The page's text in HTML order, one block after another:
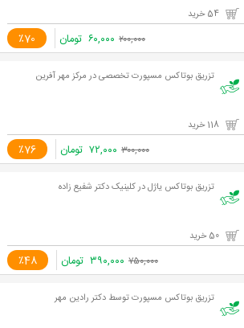
٪70 ۲۰۰,۰۰۰ ۶۰,۰۰۰ تومان
تزریق بوتاکس مسپورت تخصصی در مرکز مهر آفرین
٪76 ۳۰۰,۰۰۰ ۷۲,۰۰۰ تومان
تزریق بوتاکس یاژل در کلینیک دکتر شفیع زاده
٪48 ۷۵۰,۰۰۰ ۳۹۰,۰۰۰ تومان
تزریق بوتاکس مسپورت توسط دکتر رادین مهر